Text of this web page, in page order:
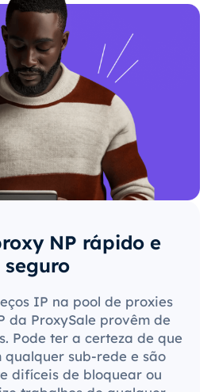
NP rápido e
seguro
IP na pool de proxies
da ProxySale provêm de
Pode ter a certeza de que
sub-rede e são
difíceis de bloquear ou